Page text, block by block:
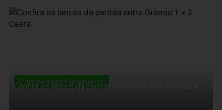
19 de Novembro de 2011
Campeonato Brasileiro
Confira os lances da partida entre Grêmio 1 x 3 Ceará